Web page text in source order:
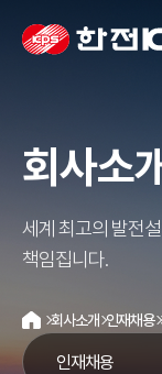
회사소
세계 최고의 발전
책임집니다.
홈 회사소개 인재채용
인재채용